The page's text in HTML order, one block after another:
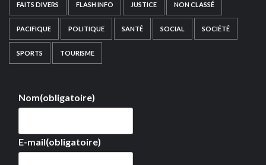
FAITS DIVERS FLASH INFO JUSTICE NON CLASSÉ
PACIFIQUE POLITIQUE SANTÉ SOCIAL SOCIÉTÉ
SPORTS TOURISME
Nom(obligatoire)
E-mail(obligatoire)